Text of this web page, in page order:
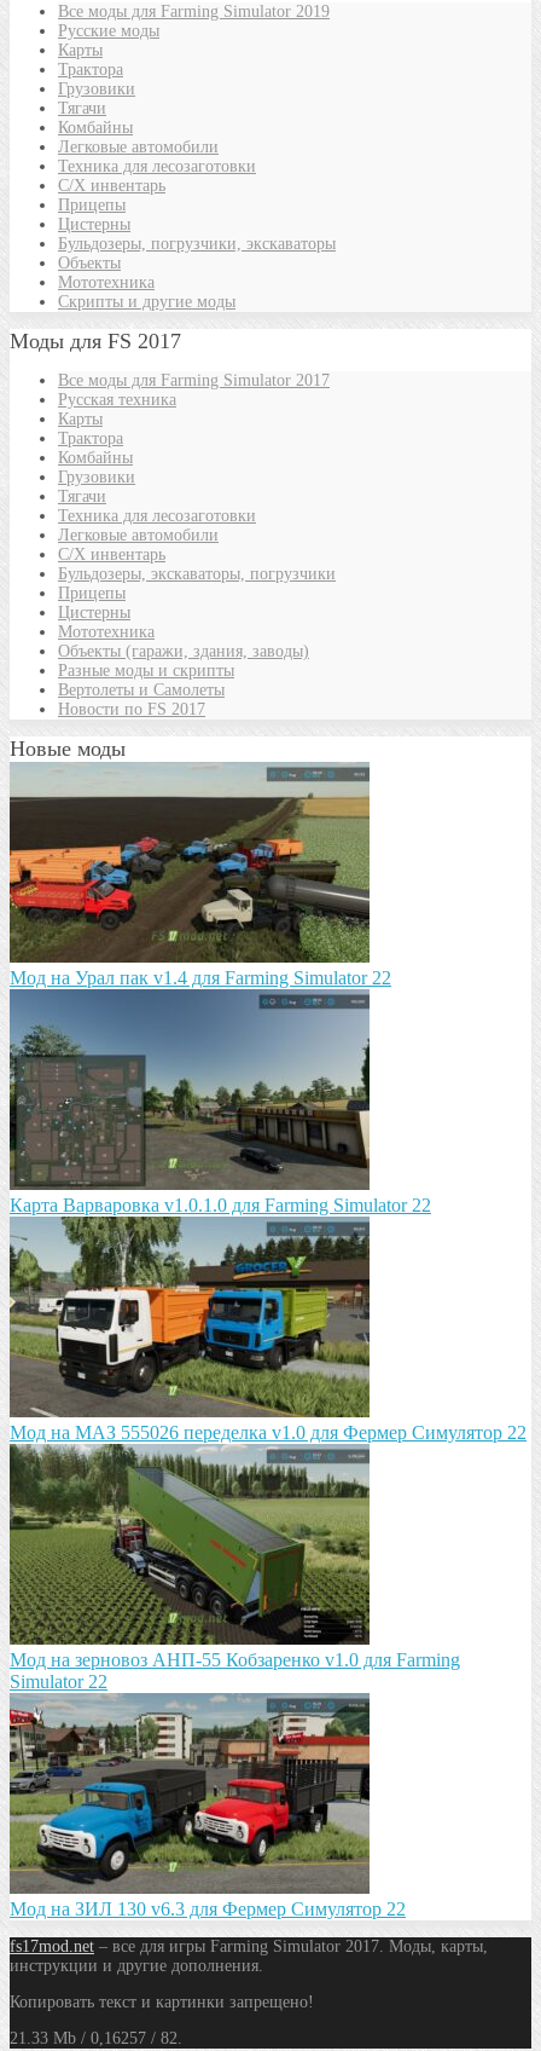
Все моды для Farming Simulator 2019
Русские моды
Карты
Трактора
Грузовики
Тягачи
Комбайны
Легковые автомобили
Техника для лесозаготовки
С/Х инвентарь
Прицепы
Цистерны
Бульдозеры, погрузчики, экскаваторы
Объекты
Мототехника
Скрипты и другие моды
Моды для FS 2017
Все моды для Farming Simulator 2017
Русская техника
Карты
Трактора
Комбайны
Грузовики
Тягачи
Техника для лесозаготовки
Легковые автомобили
С/Х инвентарь
Бульдозеры, экскаваторы, погрузчики
Прицепы
Цистерны
Мототехника
Объекты (гаражи, здания, заводы)
Разные моды и скрипты
Вертолеты и Самолеты
Новости по FS 2017
Новые моды
Мод на Урал пак v1.4 для Farming Simulator 22
Карта Варваровка v1.0.1.0 для Farming Simulator 22
Мод на МАЗ 555026 пeрeдeлка v1.0 для Фермер Симулятор 22
Мод на зeрновоз АНП-55 Кобзарeнко v1.0 для Farming
Simulator 22
Мод на ЗИЛ 130 v6.3 для Фермер Симулятор 22
fs17mod.net – все для игры Farming Simulator 2017. Моды, карты,
инструкции и другие дополнения.
Копировать текст и картинки запрещено!
21.33 Mb / 0,16257 / 82.